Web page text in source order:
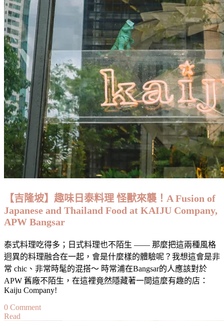
懷
舊
風
南
洋
風
味
茶
餐
室：
東
館
茶
室
Dong
Kopitiam,
Georgetown〉
中
【吉隆坡】趣味日泰料理 怪獸來襲！A Fusion of
Japanese and Thailand Food at KAIJU Company,
APW Bangsar
泰式料理吃得多；日式料理也不陌生 —— 那麼把這兩種風格
迥異的料理融合在一起，會是什麼樣的體驗呢？我想這會是非
常 chic、非常時髦的混搭～ 時常浦在Bangsar的人應該對於
APW 舊廠不陌生，在這裡竟然隱藏著一間這麼有趣的店：
Kaiju Company!
0 Commenton
Read